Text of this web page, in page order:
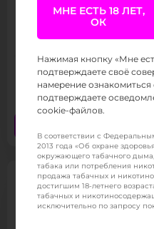
WAKA
1
МНЕ ЕСТЬ 18 ЛЕТ,
ОК
Нажимая кнопку «Мне
подтверждаете своё
намерение
подтверждаете
cookie-файлов.
В соответствии с
2013 года «Об охране
окружающего табачного
табака или потребления
продажа табачных и
достигшим 18-летнего
табачных и
исключительно по запросу